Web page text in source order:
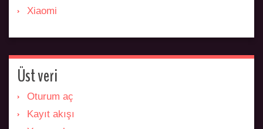
Xiaomi
Üst veri
Oturum aç
Kayıt akışı